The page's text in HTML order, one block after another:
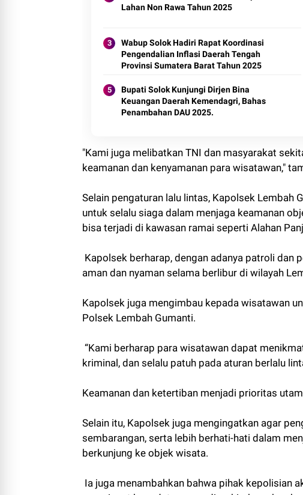
Lahan Non Rawa Tahun 2025
Wabup Solok Hadiri Rapat Koordinasi
Pengendalian Inflasi Daerah Tengah
Provinsi Sumatera Barat Tahun 2025
Bupati Solok Kunjungi Dirjen Bina
Keuangan Daerah Kemendagri, Bahas
Penambahan DAU 2025.
"Kami juga melibatkan TNI dan masyarakat
keamanan dan kenyamanan para wisatawan,"
Selain pengaturan lalu lintas, Kapolsek Lembah
untuk selalu siaga dalam menjaga keamanan
bisa terjadi di kawasan ramai seperti Alahan
Kapolsek berharap, dengan adanya patroli dan
aman dan nyaman selama berlibur di wilayah
Kapolsek juga mengimbau kepada wisatawan
Polsek Lembah Gumanti.
“Kami berharap para wisatawan dapat
kriminal, dan selalu patuh pada aturan berlalu
Keamanan dan ketertiban menjadi prioritas
Selain itu, Kapolsek juga mengingatkan agar
sembarangan, serta lebih berhati-hati dalam
berkunjung ke objek wisata.
Ia juga menambahkan bahwa pihak kepolisian